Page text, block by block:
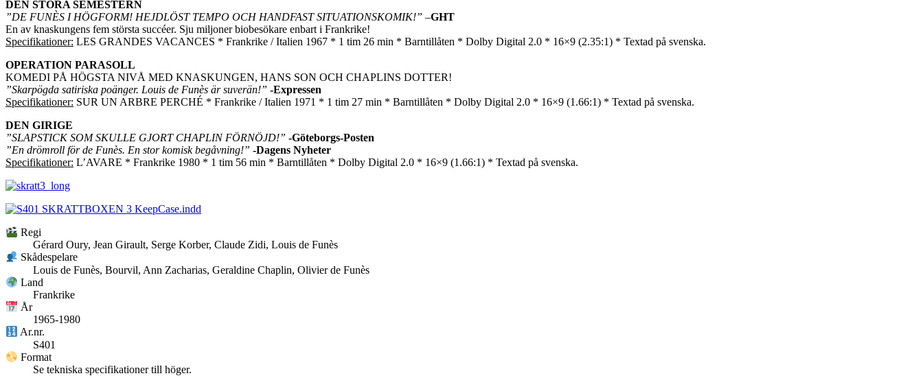
DEN STORA SEMESTERN
”DE FUNÈS I HÖGFORM! HEJDLÖST TEMPO OCH HANDFAST SITUATIONSKOMIK!” –GHT
En av knaskungens fem största succéer. Sju miljoner biobesökare enbart i Frankrike!
Specifikationer: LES GRANDES VACANCES * Frankrike / Italien 1967 * 1 tim 26 min * Barntillåten * Dolby Digital 2.0 * 16×9 (2.35:1) * Textad på svenska.
OPERATION PARASOLL
KOMEDI PÅ HÖGSTA NIVÅ MED KNASKUNGEN, HANS SON OCH CHAPLINS DOTTER!
”Skarpögda satiriska poänger. Louis de Funès är suverän!” -Expressen
Specifikationer: SUR UN ARBRE PERCHÉ * Frankrike / Italien 1971 * 1 tim 27 min * Barntillåten * Dolby Digital 2.0 * 16×9 (1.66:1) * Textad på svenska.
DEN GIRIGE
”SLAPSTICK SOM SKULLE GJORT CHAPLIN FÖRNÖJD!” -Göteborgs-Posten
”En drömroll för de Funès. En stor komisk begåvning!” -Dagens Nyheter
Specifikationer: L’AVARE * Frankrike 1980 * 1 tim 56 min * Barntillåten * Dolby Digital 2.0 * 16×9 (1.66:1) * Textad på svenska.
Regi
Gérard Oury, Jean Girault, Serge Korber, Claude Zidi, Louis de Funès
Skådespelare
Louis de Funès, Bourvil, Ann Zacharias, Geraldine Chaplin, Olivier de Funès
Land
Frankrike
År
1965-1980
Ar.nr.
S401
Format
Se tekniska specifikationer till höger.